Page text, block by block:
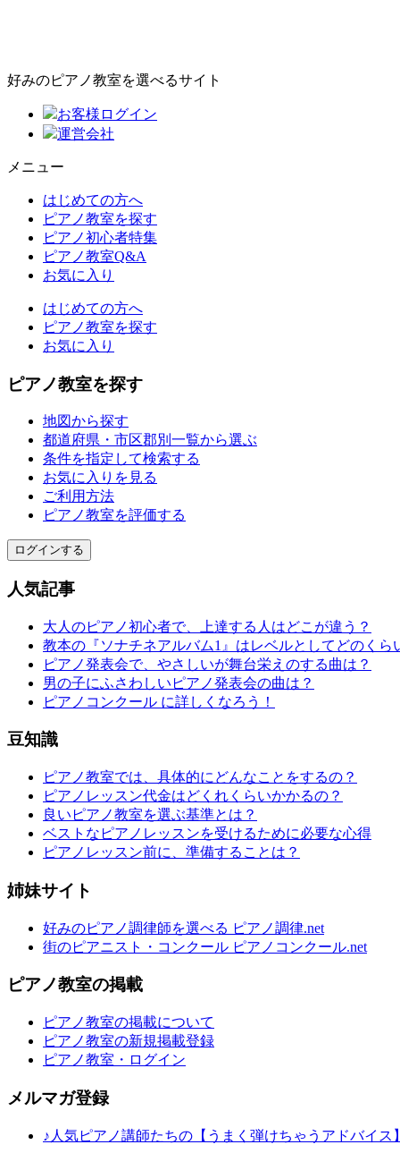
好みのピアノ教室を選べるサイト
お客様ログイン
運営会社
メニュー
はじめての方へ
ピアノ教室を探す
ピアノ初心者特集
ピアノ教室Q&A
お気に入り
はじめての方へ
ピアノ教室を探す
お気に入り
ピアノ教室を探す
地図から探す
都道府県・市区郡別一覧から選ぶ
条件を指定して検索する
お気に入りを見る
ご利用方法
ピアノ教室を評価する
ログインする
人気記事
大人のピアノ初心者で、上達する人はどこが違う？
教本の『ソナチネアルバム1』はレベルとしてどのくら
ピアノ発表会で、やさしいが舞台栄えのする曲は？
男の子にふさわしいピアノ発表会の曲は？
ピアノコンクール に詳しくなろう！
豆知識
ピアノ教室では、具体的にどんなことをするの？
ピアノレッスン代金はどくれくらいかかるの？
良いピアノ教室を選ぶ基準とは？
ベストなピアノレッスンを受けるために必要な心得
ピアノレッスン前に、準備することは？
姉妹サイト
好みのピアノ調律師を選べる ピアノ調律.net
街のピアニスト・コンクール ピアノコンクール.net
ピアノ教室の掲載
ピアノ教室の掲載について
ピアノ教室の新規掲載登録
ピアノ教室・ログイン
メルマガ登録
♪人気ピアノ講師たちの【うまく弾けちゃうアドバイス